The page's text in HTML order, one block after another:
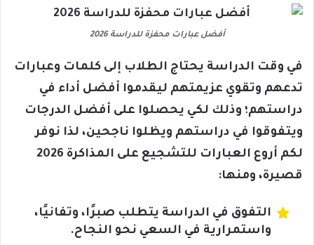
أفضل عبارات محفزة للدراسة 2026
في وقت الدراسة يحتاج الطلاب إلى كلمات وعبارات
تدعهم وتقوي عزيمتهم ليقدموا أفضل أداء في
دراستهم؛ وذلك لكي يحصلوا على أفضل الدرجات
ويتفوقوا في دراستهم ويظلوا ناجحين، لذا نوفر
لكم أروع العبارات للتشجيع على المذاكرة 2026
قصيرة، ومنها:
التفوق في الدراسة يتطلب صبرًا، وتفانيًا،
واستمرارية في السعي نحو النجاح.